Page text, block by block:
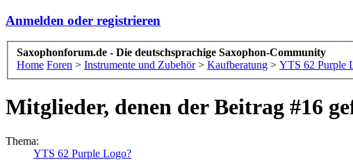
Anmelden oder registrieren
Saxophonforum.de - Die deutschsprachige Saxophon-Community
Home Foren > Instrumente und Zubehör > Kaufberatung > YTS 62 Purple
Mitglieder, denen der Beitrag #16
Thema:
YTS 62 Purple Logo?